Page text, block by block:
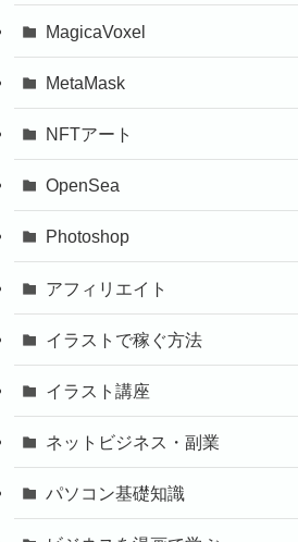
MagicaVoxel
MetaMask
NFTアート
OpenSea
Photoshop
アフィリエイト
イラストで稼ぐ方法
イラスト講座
ネットビジネス・副業
パソコン基礎知識